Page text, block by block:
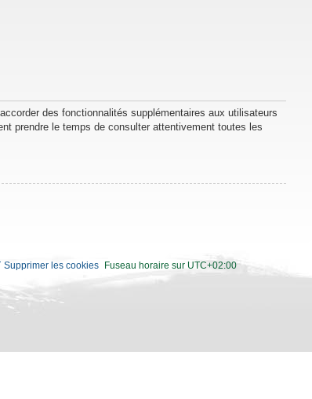
des fonctionnalités supplémentaires aux utilisateurs
prendre le temps de consulter attentivement toutes les
Fuseau horaire sur UTC+02:00
Supprimer les cookies